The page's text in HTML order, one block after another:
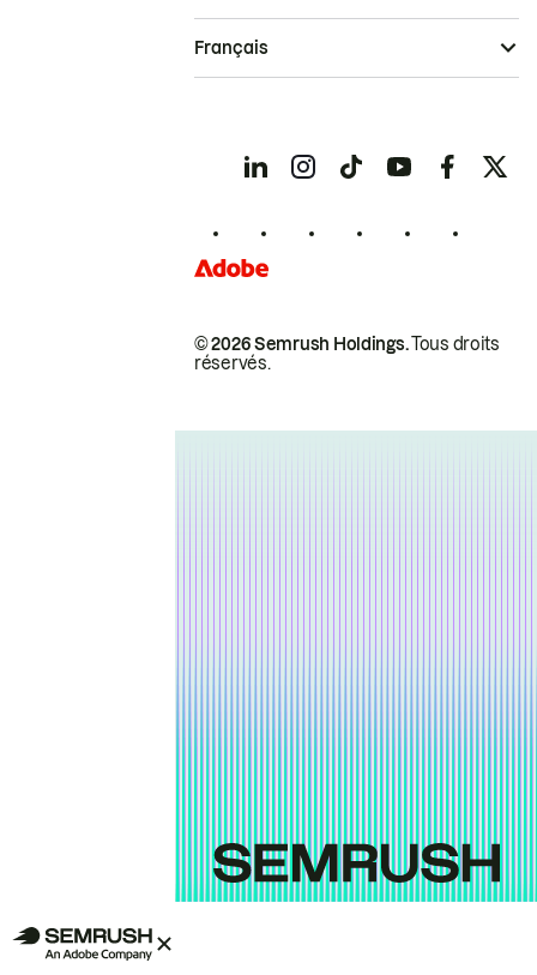
© 2026 Semrush Holdings.Tous droits
réservés.
Français